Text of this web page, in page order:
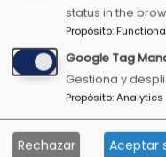
status in the
Propósito:
Google Tag
Gestiona y
Propósito:Analytics
Rechazar Aceptar